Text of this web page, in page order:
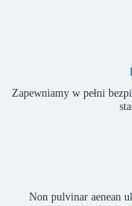
Zapewniamy w pełni
Non pulvinar aenean